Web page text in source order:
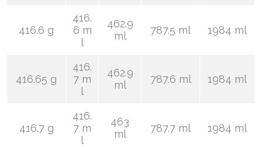
416.6 g
416.
6 m
l
462.9
ml
787.5 ml 1984 ml
416.65 g
416.
7 m
l
462.9
ml
787.6 ml 1984 ml
416.7 g
416.
7 m
l
463
ml
787.7 ml 1984 ml